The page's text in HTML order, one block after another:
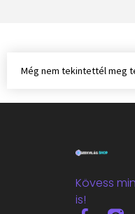
Még nem tekintettél meg
Kövess
is!